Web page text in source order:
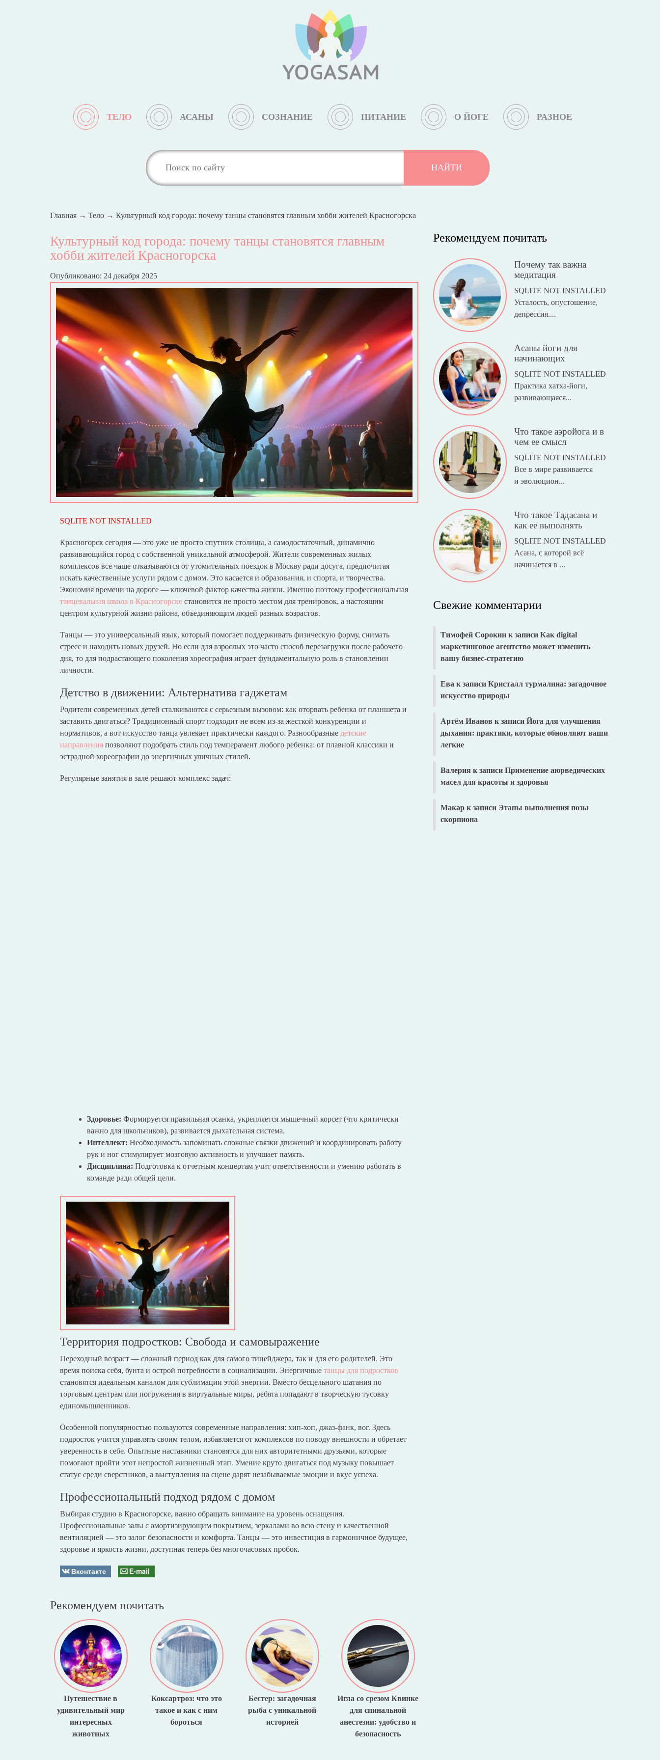
ТЕЛО АСАНЫ СОЗНАНИЕ ПИТАНИЕ О ЙОГЕ РАЗНОЕ
Главная → Тело → Культурный код города: почему танцы становятся главным хобби жителей Красногорска
Культурный код города: почему танцы становятся главным
хобби жителей Красногорска
Опубликовано: 24 декабря 2025
SQLITE NOT INSTALLED
Красногорск сегодня — это уже не просто спутник столицы, а самодостаточный, динамично
развивающийся город с собственной уникальной атмосферой. Жители современных жилых
комплексов все чаще отказываются от утомительных поездок в Москву ради досуга, предпочитая
искать качественные услуги рядом с домом. Это касается и образования, и спорта, и творчества.
Экономия времени на дороге — ключевой фактор качества жизни. Именно поэтому профессиональная
танцевальная школа в Красногорске становится не просто местом для тренировок, а настоящим
центром культурной жизни района, объединяющим людей разных возрастов.
Танцы — это универсальный язык, который помогает поддерживать физическую форму, снимать
стресс и находить новых друзей. Но если для взрослых это часто способ перезагрузки после рабочего
дня, то для подрастающего поколения хореография играет фундаментальную роль в становлении
личности.
Детство в движении: Альтернатива гаджетам
Родители современных детей сталкиваются с серьезным вызовом: как оторвать ребенка от планшета и
заставить двигаться? Традиционный спорт подходит не всем из-за жесткой конкуренции и
нормативов, а вот искусство танца увлекает практически каждого. Разнообразные детские
направления позволяют подобрать стиль под темперамент любого ребенка: от плавной классики и
эстрадной хореографии до энергичных уличных стилей.
Регулярные занятия в зале решают комплекс задач:
Здоровье: Формируется правильная осанка, укрепляется мышечный корсет (что критически
важно для школьников), развивается дыхательная система.
Интеллект: Необходимость запоминать сложные связки движений и координировать работу
рук и ног стимулирует мозговую активность и улучшает память.
Дисциплина: Подготовка к отчетным концертам учит ответственности и умению работать в
команде ради общей цели.
Территория подростков: Свобода и самовыражение
Переходный возраст — сложный период как для самого тинейджера, так и для его родителей. Это
время поиска себя, бунта и острой потребности в социализации. Энергичные танцы для подростков
становятся идеальным каналом для сублимации этой энергии. Вместо бесцельного шатания по
торговым центрам или погружения в виртуальные миры, ребята попадают в творческую тусовку
единомышленников.
Особенной популярностью пользуются современные направления: хип-хоп, джаз-фанк, вог. Здесь
подросток учится управлять своим телом, избавляется от комплексов по поводу внешности и обретает
уверенность в себе. Опытные наставники становятся для них авторитетными друзьями, которые
помогают пройти этот непростой жизненный этап. Умение круто двигаться под музыку повышает
статус среди сверстников, а выступления на сцене дарят незабываемые эмоции и вкус успеха.
Профессиональный подход рядом с домом
Выбирая студию в Красногорске, важно обращать внимание на уровень оснащения.
Профессиональные залы с амортизирующим покрытием, зеркалами во всю стену и качественной
вентиляцией — это залог безопасности и комфорта. Танцы — это инвестиция в гармоничное будущее,
здоровье и яркость жизни, доступная теперь без многочасовых пробок.
Вконтакте E-mail
Рекомендуем почитать
Путешествие в
удивительный мир
интересных
животных
Коксартроз: что это
такое и как с ним
бороться
Бестер: загадочная
рыба с уникальной
историей
Игла со срезом Квинке
для спинальной
анестезии: удобство и
безопасность
Рекомендуем почитать
Почему так важна
медитация
SQLITE NOT INSTALLED
Усталость, опустошение,
депрессия....
Асаны йоги для
начинающих
SQLITE NOT INSTALLED
Практика хатха-йоги,
развивающаяся...
Что такое аэройога и в
чем ее смысл
SQLITE NOT INSTALLED
Все в мире развивается
и эволюцион...
Что такое Тадасана и
как ее выполнять
SQLITE NOT INSTALLED
Асана, с которой всё
начинается в ...
Свежие комментарии
Тимофей Сорокин к записи Как digital
маркетинговое агентство может изменить
вашу бизнес-стратегию
Ева к записи Кристалл турмалина: загадочное
искусство природы
Артём Иванов к записи Йога для улучшения
дыхания: практики, которые обновляют ваши
легкие
Валерия к записи Применение аюрведических
масел для красоты и здоровья
Макар к записи Этапы выполнения позы
скорпиона